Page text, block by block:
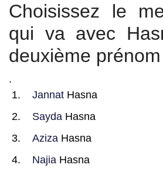
Choisissez le
qui va avec
deuxième prénom
.
Jannat Hasna
Sayda Hasna
Aziza Hasna
Najia Hasna